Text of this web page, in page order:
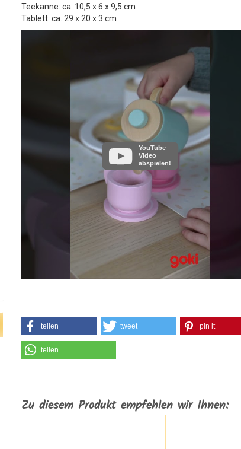
Teekanne: ca. 10,5 x 6 x 9,5 cm
Tablett: ca. 29 x 20 x 3 cm
YouTube
Video
abspielen!
teilen tweet pin it
teilen
Zu diesem Produkt empfehlen wir Ihnen: